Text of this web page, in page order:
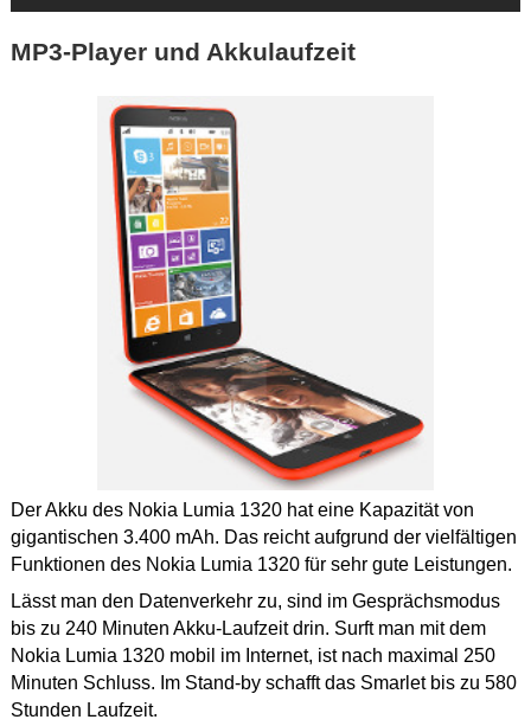
MP3-Player und Akkulaufzeit
Der Akku des Nokia Lumia 1320 hat eine Kapazität von
gigantischen 3.400 mAh. Das reicht aufgrund der vielfältigen
Funktionen des Nokia Lumia 1320 für sehr gute Leistungen.
Lässt man den Datenverkehr zu, sind im Gesprächsmodus
bis zu 240 Minuten Akku-Laufzeit drin. Surft man mit dem
Nokia Lumia 1320 mobil im Internet, ist nach maximal 250
Minuten Schluss. Im Stand-by schafft das Smarlet bis zu 580
Stunden Laufzeit.